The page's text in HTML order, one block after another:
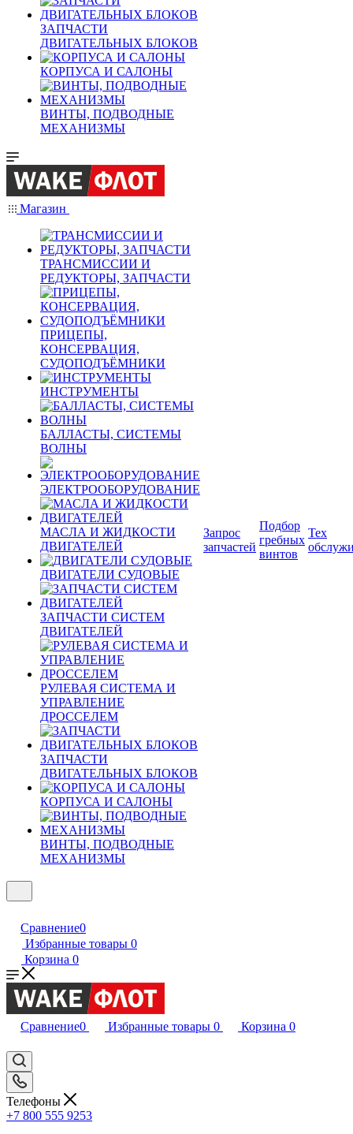
ЗАПЧАСТИ
ДВИГАТЕЛЬНЫХ БЛОКОВ
КОРПУСА И САЛОНЫ
ВИНТЫ, ПОДВОДНЫЕ
МЕХАНИЗМЫ
Магазин
ТРАНСМИССИИ И
РЕДУКТОРЫ, ЗАПЧАСТИ
ПРИЦЕПЫ,
КОНСЕРВАЦИЯ,
СУДОПОДЪЁМНИКИ
ИНСТРУМЕНТЫ
БАЛЛАСТЫ, СИСТЕМЫ
ВОЛНЫ
ЭЛЕКТРООБОРУДОВАНИЕ
МАСЛА И ЖИДКОСТИ
ДВИГАТЕЛЕЙ
ДВИГАТЕЛИ СУДОВЫЕ
ЗАПЧАСТИ СИСТЕМ
ДВИГАТЕЛЕЙ
РУЛЕВАЯ СИСТЕМА И
УПРАВЛЕНИЕ
ДРОССЕЛЕМ
ЗАПЧАСТИ
ДВИГАТЕЛЬНЫХ БЛОКОВ
КОРПУСА И САЛОНЫ
ВИНТЫ, ПОДВОДНЫЕ
МЕХАНИЗМЫ
Запрос
запчастей
Подбор
гребных
винтов
Тех
Сравнение0
Избранные товары 0
Корзина 0
Сравнение0 Избранные товары 0 Корзина 0
Телефоны
+7 800 555 9253